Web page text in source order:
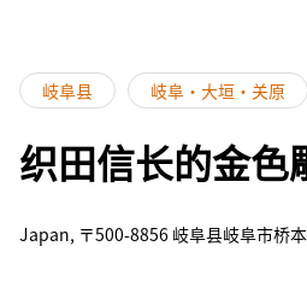
岐阜县 岐阜・大垣・关原
织田信长的金色
Japan, 〒500-8856 岐阜县岐阜市桥